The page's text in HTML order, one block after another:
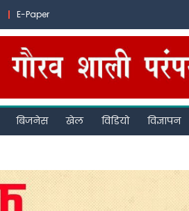
E-Paper
बिजनेस खेल विडियो विज्ञापन